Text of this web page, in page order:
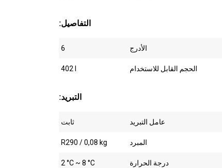
:التفاصيل
6 الأدرج
402 l الحجم القابل للاستخدام
:التبريد
ثابت عامل التبريد
R290 / 0,08 kg المبرد
2 °C ~ 8 °C درجة الحرارة